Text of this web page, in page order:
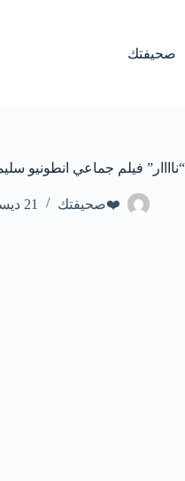
صحيفتك
“ناااار” فيلم جماعي انطونيو سليمان
❤️صحيفتك 21 ديسمبر، 2025